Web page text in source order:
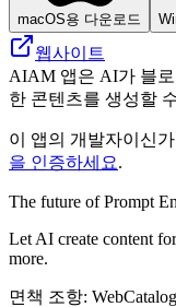
macOS용 다운로드
웹사이트
AIAM 앱은 AI가 블
한 콘텐츠를 생성할
이 앱의 개발자이신
을 인증하세요.
The future of Prompt
Let AI create content
more.
면책 조항: